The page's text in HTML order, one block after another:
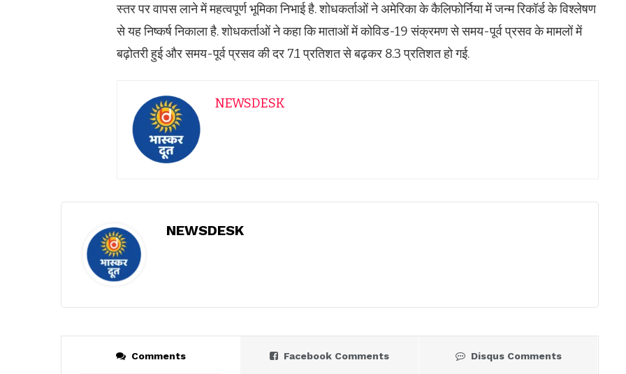
स्तर पर वापस लाने में महत्वपूर्ण भूमिका निभाई है. शोधकर्ताओं ने अमेरिका के कैलिफोर्निया में जन्म रिकॉर्ड के विश्लेषण
से यह निष्कर्ष निकाला है. शोधकर्ताओं ने कहा कि माताओं में कोविड-19 संक्रमण से समय-पूर्व प्रसव के मामलों में
बढ़ोतरी हुई और समय-पूर्व प्रसव की दर 7.1 प्रतिशत से बढ़कर 8.3 प्रतिशत हो गई.
NEWSDESK
NEWSDESK
Comments Facebook Comments Disqus Comments